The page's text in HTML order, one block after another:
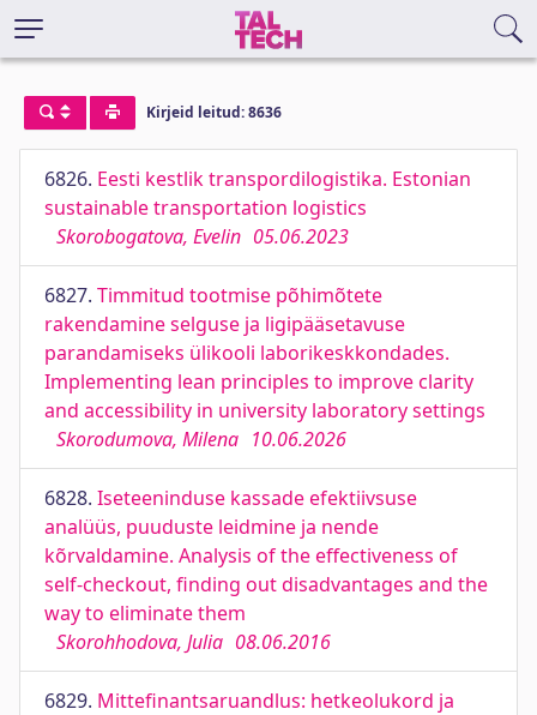
Kirjeid leitud: 8636
6826. Eesti kestlik transpordilogistika. Estonian
sustainable transportation logistics
Skorobogatova, Evelin 05.06.2023
6827. Timmitud tootmise põhimõtete
rakendamine selguse ja ligipääsetavuse
parandamiseks ülikooli laborikeskkondades.
Implementing lean principles to improve clarity
and accessibility in university laboratory settings
Skorodumova, Milena 10.06.2026
6828. Iseteeninduse kassade efektiivsuse
analüüs, puuduste leidmine ja nende
kõrvaldamine. Analysis of the effectiveness of
self-checkout, finding out disadvantages and the
way to eliminate them
Skorohhodova, Julia 08.06.2016
6829. Mittefinantsaruandlus: hetkeolukord ja